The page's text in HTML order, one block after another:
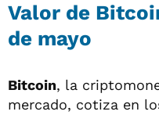
Valor de
de mayo
Bitcoin, la
mercado, cotiza en